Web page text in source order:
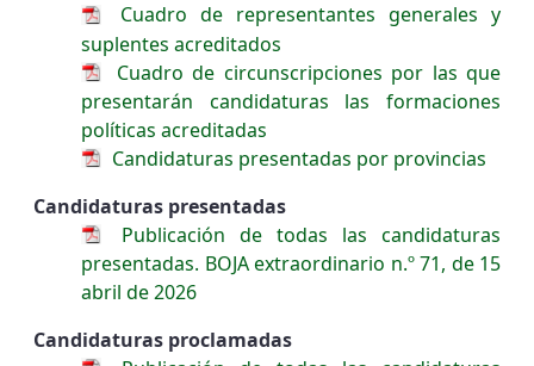
Cuadro de representantes generales y
suplentes acreditados
Cuadro de circunscripciones por las que
presentarán candidaturas las formaciones
políticas acreditadas
Candidaturas presentadas por provincias
Candidaturas presentadas
Publicación de todas las candidaturas
presentadas. BOJA extraordinario n.º 71, de 15
abril de 2026
Candidaturas proclamadas